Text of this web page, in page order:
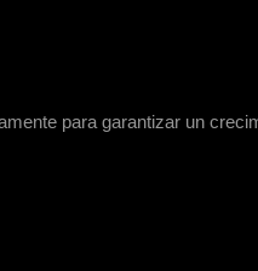
para garantizar un